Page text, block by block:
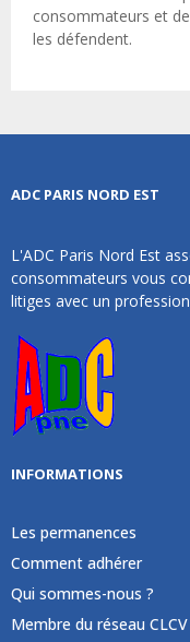
consommateurs et
les défendent.
ADC PARIS NORD EST
L'ADC Paris Nord Est
consommateurs vous
litiges avec un
INFORMATIONS
Les permanences
Comment adhérer
Qui sommes-nous ?
Membre du réseau CLCV